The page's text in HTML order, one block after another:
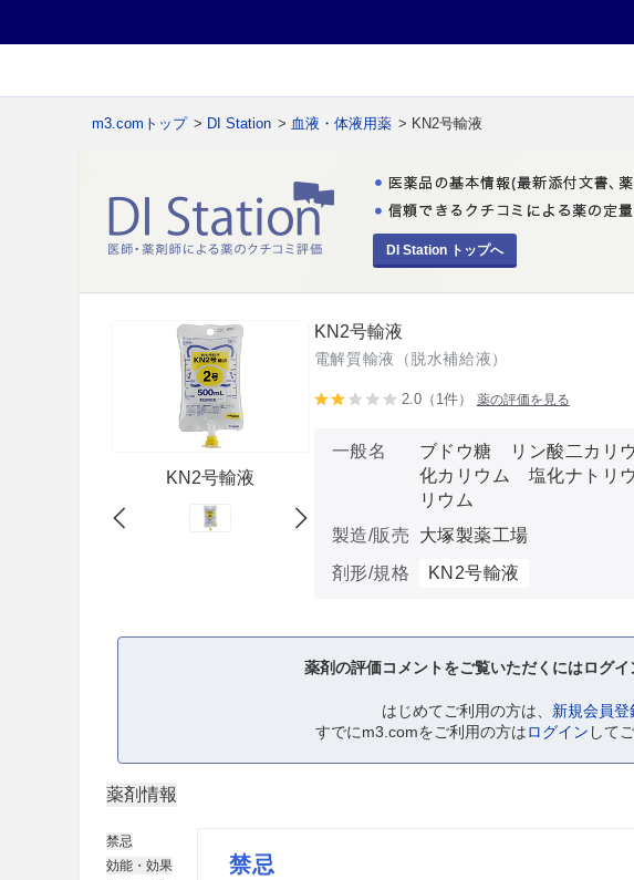
m3.comトップ > DI Station > 血液・体液用薬 > KN2号輸液
DI Station トップへ
KN2号輸液
KN2号輸液
電解質輸液（脱水補給液）
2.0（1件） 薬の評価を見る
一般名
ブドウ糖 リン酸二カリ
化カリウム 塩化ナトリ
リウム
製造/販売
大塚製薬工場
剤形/規格
KN2号輸液
薬剤の評価コメントをご覧いただくにはログイ
はじめてご利用の方は、 新規会員登
すでにm3.comをご利用の方はログイン して
薬剤情報
禁忌
効能・効果
禁忌